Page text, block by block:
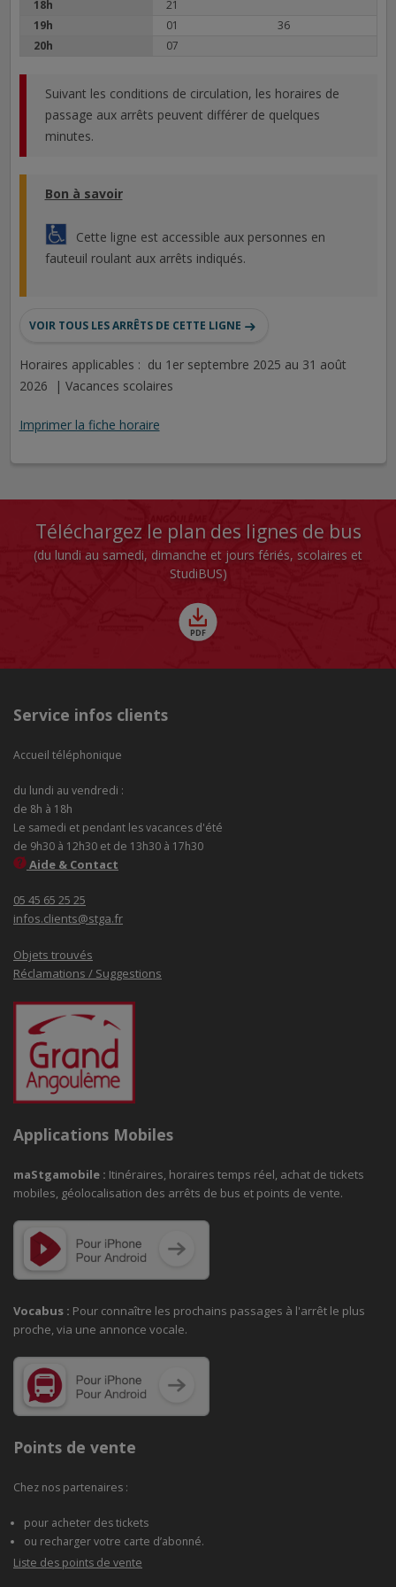
18h
21
19h
01
36
20h
07
Suivant les conditions de circulation, les horaires de
passage aux arrêts peuvent différer de quelques
minutes.
Bon à savoir
Cette ligne est accessible aux personnes en
fauteuil roulant aux arrêts indiqués.
VOIR TOUS LES ARRÊTS DE CETTE LIGNE
Horaires applicables : du 1er septembre 2025 au 31 août
2026 | Vacances scolaires
Imprimer la fiche horaire
Téléchargez le plan des lignes de bus
(du lundi au samedi, dimanche et jours fériés, scolaires et
StudiBUS)
Service infos clients
Accueil téléphonique
du lundi au vendredi :
de 8h à 18h
Le samedi et pendant les vacances d'été
de 9h30 à 12h30 et de 13h30 à 17h30
Aide & Contact
05 45 65 25 25
infos.clients@stga.fr
Objets trouvés
Réclamations / Suggestions
Applications Mobiles
maStgamobile : Itinéraires, horaires temps réel, achat de tickets
mobiles, géolocalisation des arrêts de bus et points de vente.
Vocabus : Pour connaître les prochains passages à l'arrêt le plus
proche, via une annonce vocale.
Points de vente
Chez nos partenaires :
pour acheter des tickets
ou recharger votre carte d’abonné.
Liste des points de vente